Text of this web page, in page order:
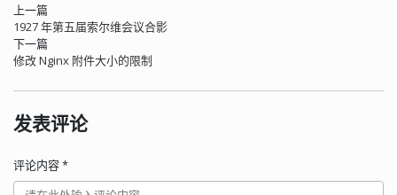
上一篇
1927 年第五届索尔维会议合影
下一篇
修改 Nginx 附件大小的限制
发表评论
评论内容*